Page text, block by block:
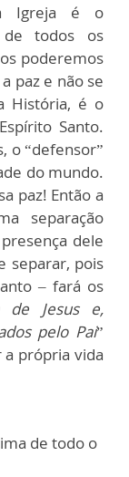
Igreja é o
de todos os
poderemos
paz e não se
História, é o
Santo.
o “defensor”
do mundo.
paz! Então a
separação
dele
separar, pois
– fará os
de Jesus e,
pelo Pai”
a própria vida
de todo o